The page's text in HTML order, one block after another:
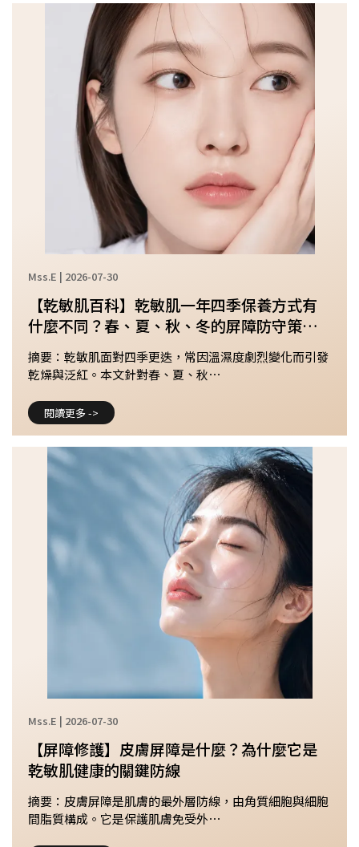
【乾敏肌百科】乾敏肌一年四季保養方式有
什麼不同？春、夏、秋、冬的屏障防守策略
與換季指南
Mss.E | 2026-07-30
摘要：乾敏肌面對四季更迭，常因溫濕度劇烈變化而引發
乾燥與泛紅。本文針對春、夏、秋⋯
閱讀更多 ->
【屏障修護】皮膚屏障是什麼？為什麼它是
乾敏肌健康的關鍵防線
Mss.E | 2026-07-30
摘要：皮膚屏障是肌膚的最外層防線，由角質細胞與細胞
間脂質構成。它是保護肌膚免受外⋯